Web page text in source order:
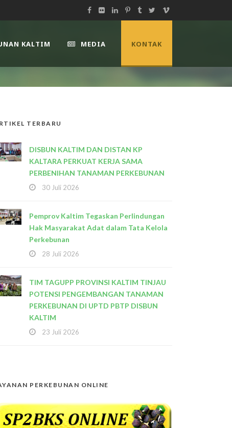
KALTIM MEDIA KONTAK
TERBARU
DISBUN KALTIM DAN DISTAN KP
KALTARA PERKUAT KERJA SAMA
PERBENIHAN TANAMAN PERKEBUNAN
30 Juli 2026
Pemprov Kaltim Tegaskan Perlindungan
Hak Masyarakat Adat dalam Tata Kelola
Perkebunan
28 Juli 2026
TIM TAGUPP PROVINSI KALTIM TINJAU
POTENSI PENGEMBANGAN TANAMAN
PERKEBUNAN DI UPTD PBTP DISBUN
KALTIM
23 Juli 2026
PERKEBUNAN ONLINE